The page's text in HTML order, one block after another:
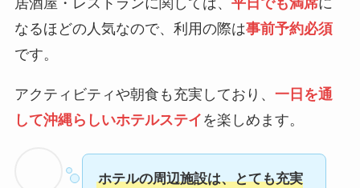
なるほどの人気なので、利用の際は事前予約必須
です。
アクティビティや朝食も充実しており、 一日を通
して沖縄らしいホテルステイ を楽しめます。
ホテルの周辺施設は、とても充実